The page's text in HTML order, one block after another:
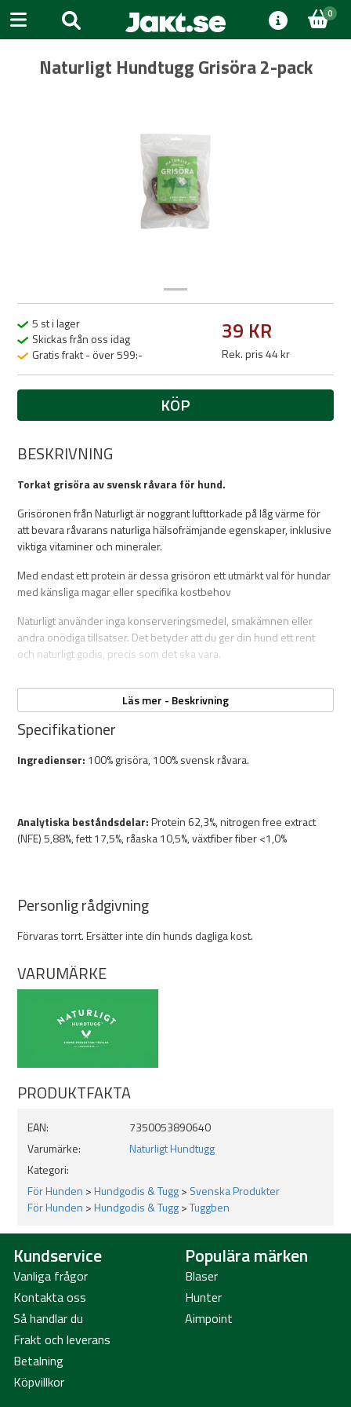
0
Naturligt Hundtugg Grisöra 2-pack
5 st i lager
Skickas från oss idag
Gratis frakt - över 599:-
39 KR
Rek. pris 44 kr
KÖP
BESKRIVNING
Torkat grisöra av svensk råvara för hund.
Grisöronen från Naturligt är noggrant lufttorkade på låg värme för
att bevara råvarans naturliga hälsofrämjande egenskaper, inklusive
viktiga vitaminer och mineraler.
Med endast ett protein är dessa grisöron ett utmärkt val för hundar
med känsliga magar eller specifika kostbehov
Naturligt använder inga konserveringsmedel, smakämnen eller
andra onödiga tillsatser. Det betyder att du ger din hund ett rent
och naturligt godis, precis som det ska vara.
Egenskaper:
Grisöron
Ett protein
Inga tillsatser
Läs mer - Beskrivning
Specifikationer
Ingredienser: 100% grisöra, 100% svensk råvara.
Analytiska beståndsdelar:Protein 62,3%, nitrogen free extract
(NFE) 5,88%, fett 17,5%, råaska 10,5%, växtfiber fiber <1,0%
Personlig rådgivning
Förvaras torrt. Ersätter inte din hunds dagliga kost.
VARUMÄRKE
PRODUKTFAKTA
EAN:
7350053890640
Varumärke:
Naturligt Hundtugg
Kategori:
För Hunden >Hundgodis & Tugg> Svenska Produkter
För Hunden >Hundgodis & Tugg>Tuggben
Kundservice
Vanliga frågor
Kontakta oss
Så handlar du
Frakt och leverans
Betalning
Köpvillkor
Populära märken
Blaser
Hunter
Aimpoint